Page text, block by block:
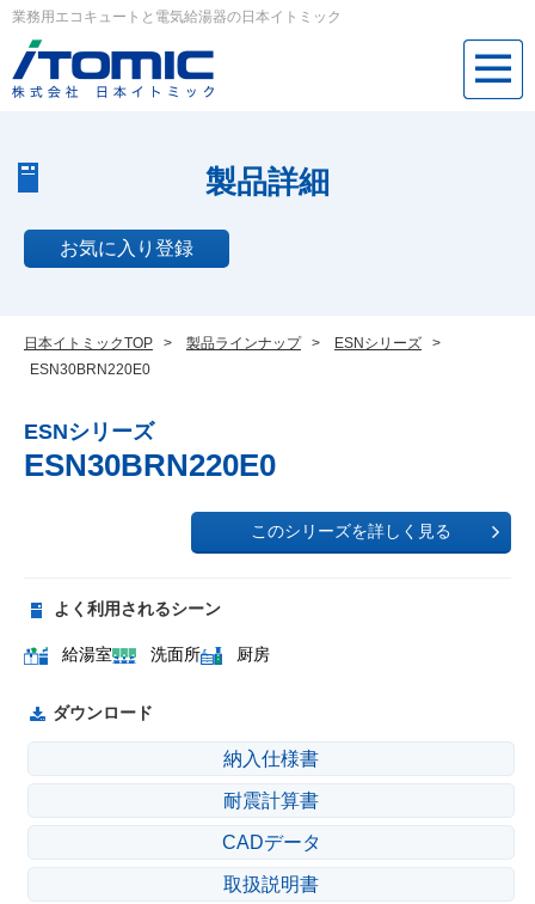
業務用エコキュートと電気給湯器の日本イトミック
製品詳細
お気に入り登録
日本イトミックTOP > 製品ラインナップ > ESNシリーズ
>
ESN30BRN220E0
ESNシリーズ
ESN30BRN220E0
このシリーズを詳しく見る
よく利用されるシーン
給湯室 洗面所 厨房
ダウンロード
納入仕様書
耐震計算書
CADデータ
取扱説明書